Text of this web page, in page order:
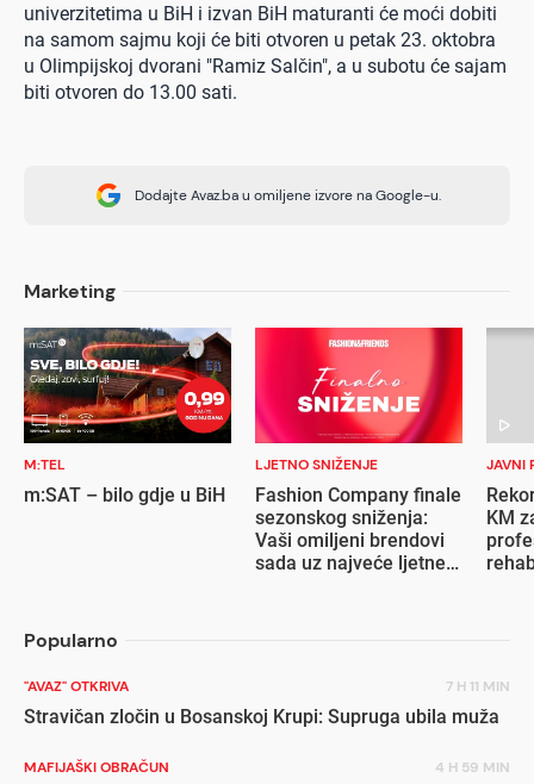
univerzitetima u BiH i izvan BiH maturanti će moći dobiti
na samom sajmu koji će biti otvoren u petak 23. oktobra
u Olimpijskoj dvorani "Ramiz Salčin", a u subotu će sajam
biti otvoren do 13.00 sati.
Dodajte Avaz.ba u omiljene izvore na Google-u.
Marketing
M:TEL
m:SAT – bilo gdje u BiH
LJETNO SNIŽENJE
Fashion Company finale
sezonskog sniženja:
Vaši omiljeni brendovi
sada uz najveće ljetne
JAVNI
KM
Popularno
"AVAZ" OTKRIVA 7 H 11 MIN
Stravičan zločin u Bosanskoj Krupi: Supruga ubila muža
MAFIJAŠKI OBRAČUN 4 H 59 MIN